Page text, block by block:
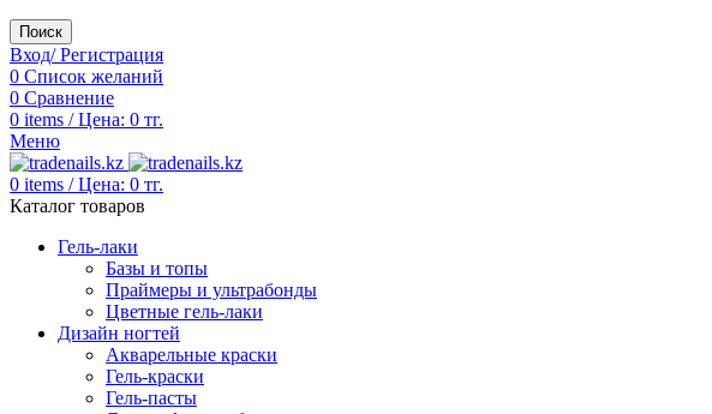
Поиск
Вход/ Регистрация
0 Список желаний
0 Сравнение
0 items / Цена: 0 тг.
Меню
0 items / Цена: 0 тг.
Каталог товаров
Гель-лаки
Базы и топы
Праймеры и ультрабонды
Цветные гель-лаки
Дизайн ногтей
Акварельные краски
Гель-краски
Гель-пасты